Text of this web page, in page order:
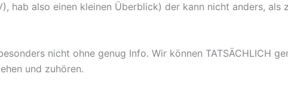
hab also einen kleinen Überblick) der kann nicht anders, als
nicht ohne genug Info. Wir können TATSÄCHLICH
und zuhören.